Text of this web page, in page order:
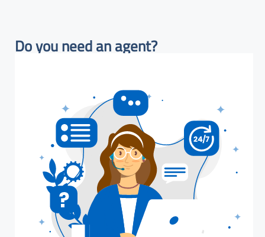
Do you need an agent?​